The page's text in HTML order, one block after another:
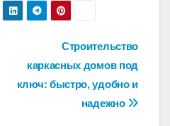
Строительство
каркасных домов под
ключ: быстро, удобно и
надежно